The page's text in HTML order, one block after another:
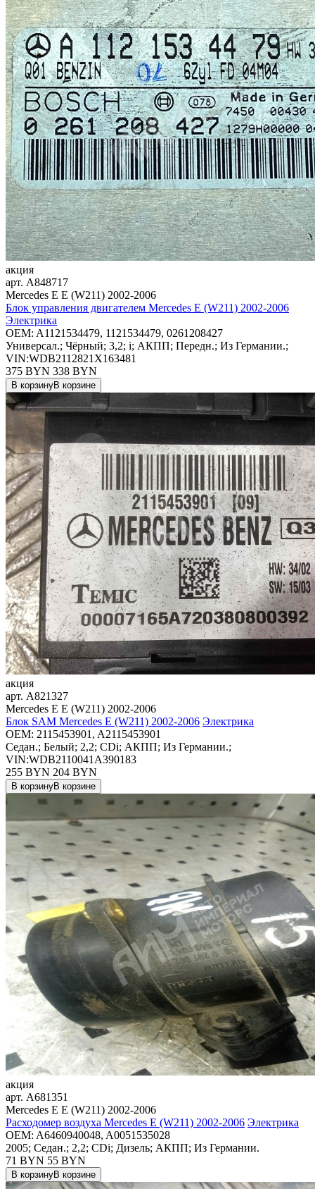
акция
арт. A848717
Mercedes E E (W211) 2002-2006
Блок управления двигателем Mercedes E (W211) 2002-2006
Электрика
OEM: A1121534479, 1121534479, 0261208427
Универсал.; Чёрный; 3,2; i; АКПП; Передн.; Из Германии.;
VIN:WDB2112821X163481
375 BYN 338 BYN
В корзинуВ корзине
акция
арт. A821327
Mercedes E E (W211) 2002-2006
Блок SAM Mercedes E (W211) 2002-2006 Электрика
OEM: 2115453901, A2115453901
Седан.; Белый; 2,2; CDi; АКПП; Из Германии.;
VIN:WDB2110041A390183
255 BYN 204 BYN
В корзинуВ корзине
акция
арт. A681351
Mercedes E E (W211) 2002-2006
Расходомер воздуха Mercedes E (W211) 2002-2006 Электрика
OEM: A6460940048, A0051535028
2005; Седан.; 2,2; CDi; Дизель; АКПП; Из Германии.
71 BYN 55 BYN
В корзинуВ корзине